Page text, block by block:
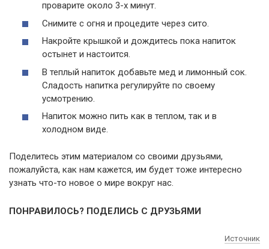
проварите около 3-х минут.
Снимите с огня и процедите через сито.
Накройте крышкой и дождитесь пока напиток
остынет и настоится.
В теплый напиток добавьте мед и лимонный сок.
Сладость напитка регулируйте по своему
усмотрению.
Напиток можно пить как в теплом, так и в
холодном виде.
Поделитесь этим материалом со своими друзьями,
пожалуйста, как нам кажется, им будет тоже интересно
узнать что-то новое о мире вокруг нас.
ПОНРАВИЛОСЬ? ПОДЕЛИСЬ С ДРУЗЬЯМИ
Источник